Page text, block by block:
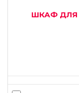
ШКАФ ДЛЯ